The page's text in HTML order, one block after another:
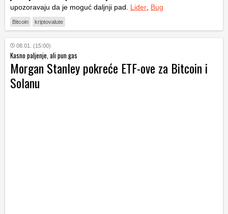
upozoravaju da je moguć daljnji pad. Lider Bug
Bitcoin kriptovalute
08.01. (15:00)
Kasno paljenje, ali pun gas
Morgan Stanley pokreće ETF-ove za Bitcoin i
Solanu